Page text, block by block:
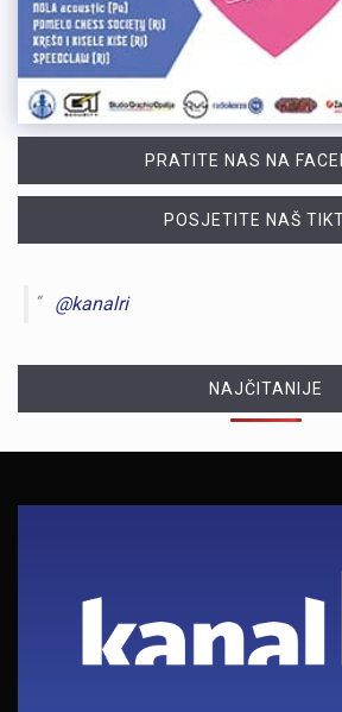
PRATITE NAS NA
POSJETITE NAŠ
@kanalri
NAJČITANIJE